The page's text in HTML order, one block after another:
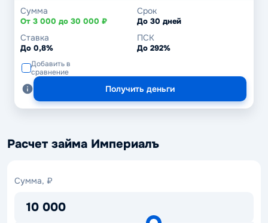
Сумма
От 3 000 до 30 000 ₽
Срок
До 30 дней
Ставка
До 0,8%
ПСК
До 292%
Добавить в
сравнение
Получить деньги
Расчет займа Империалъ
Сумма, ₽
10 000
Сумма,